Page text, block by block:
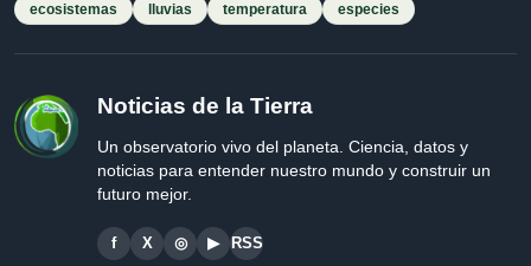
ecosistemas
lluvias temperatura especies
Noticias de la Tierra
Un observatorio vivo del planeta. Ciencia, datos y
noticias para entender nuestro mundo y construir un
futuro mejor.
f X ◎ ▶ RSS